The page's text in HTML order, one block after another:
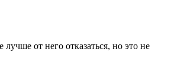
от него отказаться, но это не